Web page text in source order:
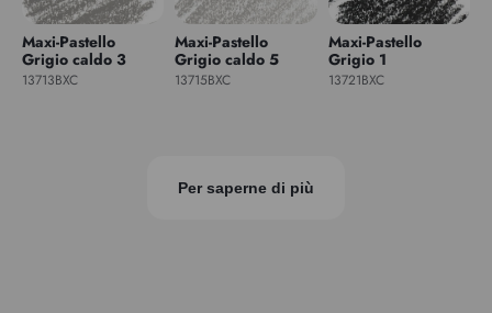
Maxi-Pastello
Grigio caldo 3
13713BXC
Maxi-Pastello
Grigio caldo 5
13715BXC
Maxi-Pastello
Grigio 1
13721BXC
Per saperne di più